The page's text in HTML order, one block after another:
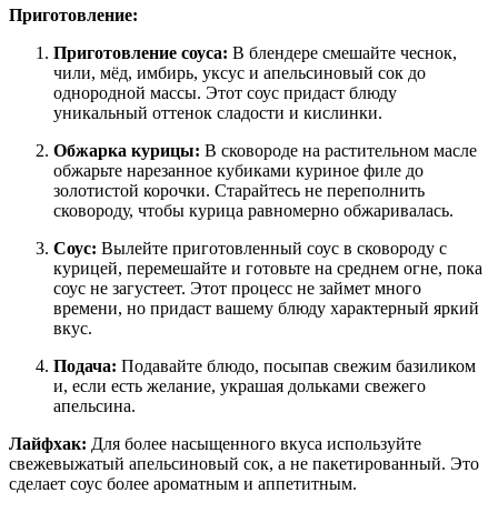
Приготовление:
Приготовление соуса: В блендере смешайте чеснок,
чили, мёд, имбирь, уксус и апельсиновый сок до
однородной массы. Этот соус придаст блюду
уникальный оттенок сладости и кислинки.
Обжарка курицы: В сковороде на растительном масле
обжарьте нарезанное кубиками куриное филе до
золотистой корочки. Старайтесь не переполнить
сковороду, чтобы курица равномерно обжаривалась.
Соус: Вылейте приготовленный соус в сковороду с
курицей, перемешайте и готовьте на среднем огне, пока
соус не загустеет. Этот процесс не займет много
времени, но придаст вашему блюду характерный яркий
вкус.
Подача: Подавайте блюдо, посыпав свежим базиликом
и, если есть желание, украшая дольками свежего
апельсина.
Лайфхак: Для более насыщенного вкуса используйте
свежевыжатый апельсиновый сок, а не пакетированный. Это
сделает соус более ароматным и аппетитным.